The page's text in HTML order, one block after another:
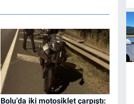
Bolu’da iki motosiklet çarpıştı: